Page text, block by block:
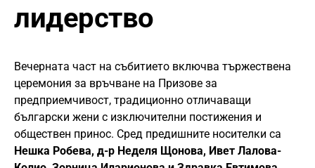
лидерство
Вечерната част на събитието включва тържествена
церемония за връчване на Призове за
предприемчивост, традиционно отличаващи
български жени с изключителни постижения и
обществен принос. Сред предишните носителки са
Нешка Робева, д-р Неделя Щонова, Ивет Лалова-